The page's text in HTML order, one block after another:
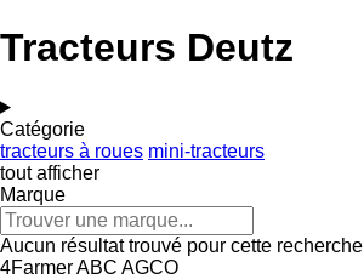
Tracteurs Deutz
Catégorie
tracteurs à roues mini-tracteurs
tout afficher
Marque
Aucun résultat trouvé pour cette recherche
4FarmerABC AGCO